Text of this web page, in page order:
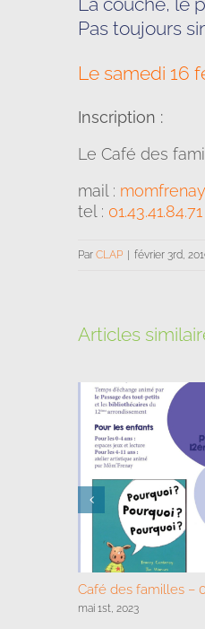
Pas toujours
Le samedi 16
Inscription :
Le Café des
mail :
tel : 01.43.41.84.71
Par CLAP | février 3rd,
Articles
Café des familles –
mai 1st, 2023